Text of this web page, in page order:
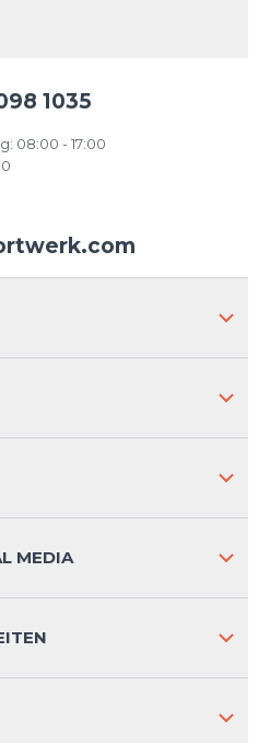
1035
08:00 - 17:00
MEDIA